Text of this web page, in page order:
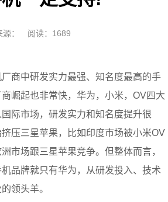
源： 阅读：1689
商中研发实力最强、知名度最高的手
崛起也非常快，华为，小米，OV四大
际市场，研发实力和知名度提升很
压三星苹果，比如印度市场被小米OV
市场跟三星苹果竞争。但整体而言，
品牌就只有华为，从研发投入、技术
领头羊。